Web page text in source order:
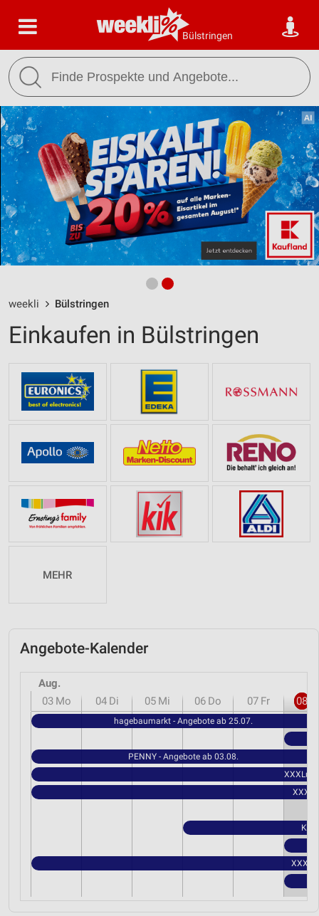
Bülstringen
weekli Bülstringen
Einkaufen in Bülstringen
MEHR
Angebote-Kalender
Aug.
03 Mo 04 Di 05 Mi 06 Do 07 Fr 08
hagebaumarkt - Angebote ab 25.07.
PENNY - Angebote ab 03.08.
XXXLutz